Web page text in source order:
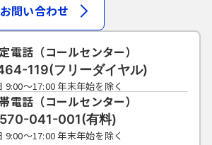
ＩＤ、パスワード、整理番号及
ド（申請データ用）は、他者に知
からのパスワード等の照会には応
さい。
をより高めるため、パスワード
に変更してください。
者ＩＤ、パスワードは、再発行し
お、利用者ＩＤ、パスワードを紛
問い合わせ
電話（コールセンター）
119(フリーダイヤル)
9:00～17:00 年末年始を除く
電話（コールセンター）
041-001(有料)
9:00～17:00 年末年始を除く